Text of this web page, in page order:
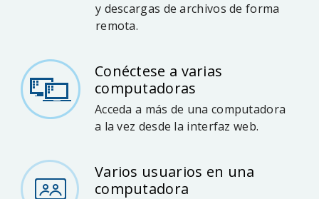
y descargas de archivos de forma
remota.
Conéctese a varias
computadoras
Acceda a más de una computadora
a la vez desde la interfaz web.
Varios usuarios en una
computadora